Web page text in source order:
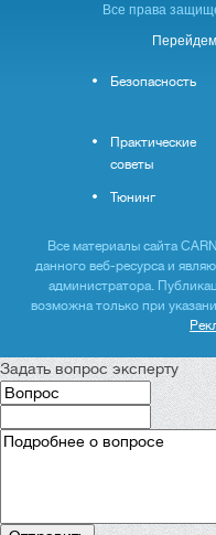
Все права
Безопасность
Практические
советы
Тюнинг
Все материалы сайта
данного веб-ресурса и
администратора.
возможна только при
Задать вопрос эксперту